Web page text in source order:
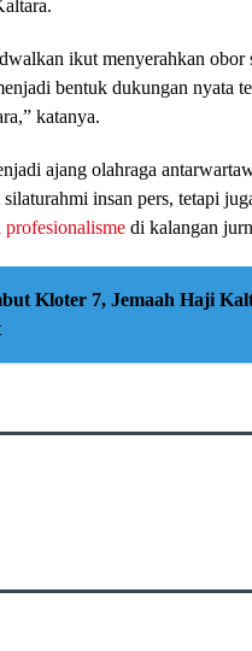
ikut menyerahkan obor
bentuk dukungan nyata
katanya.
ajang olahraga
insan pers, tetapi
profesionalisme di kalangan
Kloter 7, Jemaah Haji